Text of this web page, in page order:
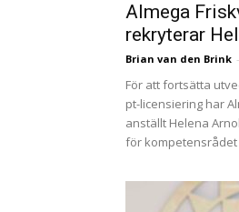
Almega
rekryterar
Brian van den Brink -
För att fortsätta
pt-licensiering har
anställt Helena
för